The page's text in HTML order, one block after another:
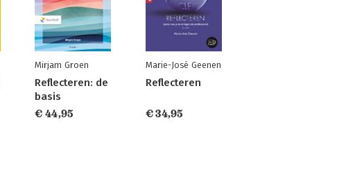
Mirjam Groen
Reflecteren: de
basis
€ 44,95
Marie-José Geenen
Reflecteren
€ 34,95